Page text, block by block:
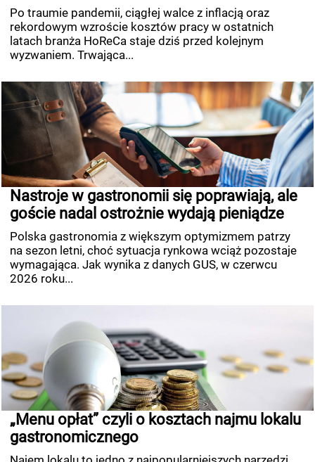
Po traumie pandemii, ciągłej walce z inflacją oraz
rekordowym wzroście kosztów pracy w ostatnich
latach branża HoReCa staje dziś przed kolejnym
wyzwaniem. Trwająca...
Nastroje w gastronomii się poprawiają, ale
goście nadal ostrożnie wydają pieniądze
Polska gastronomia z większym optymizmem patrzy
na sezon letni, choć sytuacja rynkowa wciąż pozostaje
wymagająca. Jak wynika z danych GUS, w czerwcu
2026 roku...
„Menu opłat” czyli o kosztach najmu lokalu
gastronomicznego